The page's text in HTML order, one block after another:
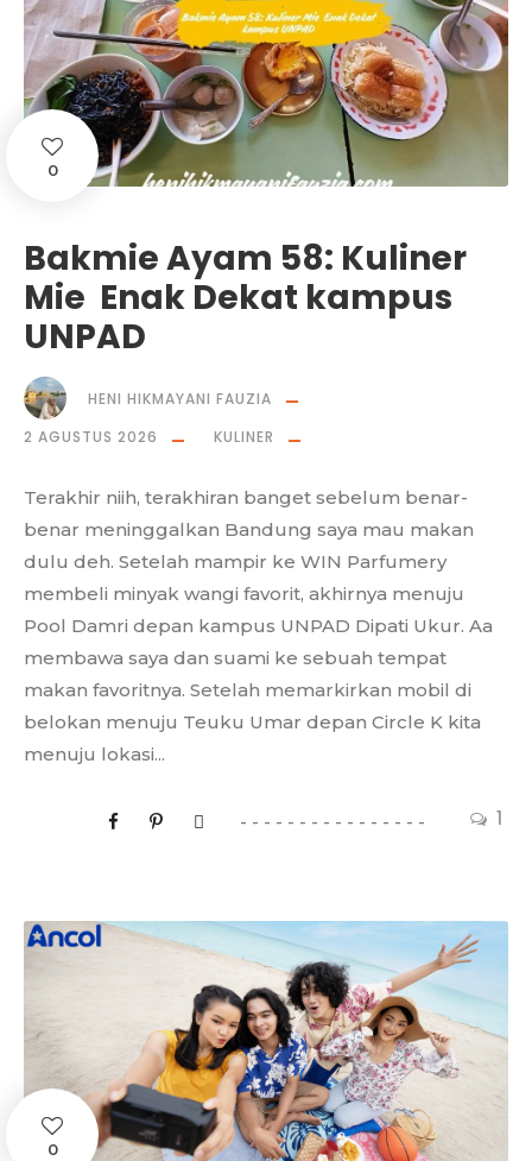
0
Bakmie Ayam 58: Kuliner
Mie Enak Dekat kampus
UNPAD
1
HENI HIKMAYANI FAUZIA
2 AGUSTUS 2026
KULINER
Terakhir niih, terakhiran banget sebelum benar-
benar meninggalkan Bandung saya mau makan
dulu deh. Setelah mampir ke WIN Parfumery
membeli minyak wangi favorit, akhirnya menuju
Pool Damri depan kampus UNPAD Dipati Ukur. Aa
membawa saya dan suami ke sebuah tempat
makan favoritnya. Setelah memarkirkan mobil di
belokan menuju Teuku Umar depan Circle K kita
menuju lokasi...
0